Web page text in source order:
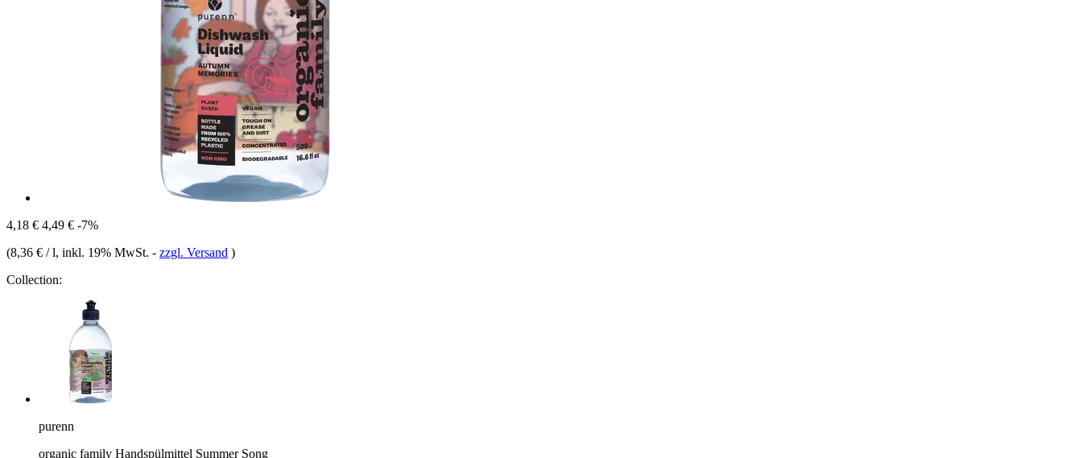
4,18 € 4,49 € -7%
(8,36 € / l, inkl. 19% MwSt. - zzgl. Versand )
Collection:
purenn
organic family Handspülmittel Summer Song